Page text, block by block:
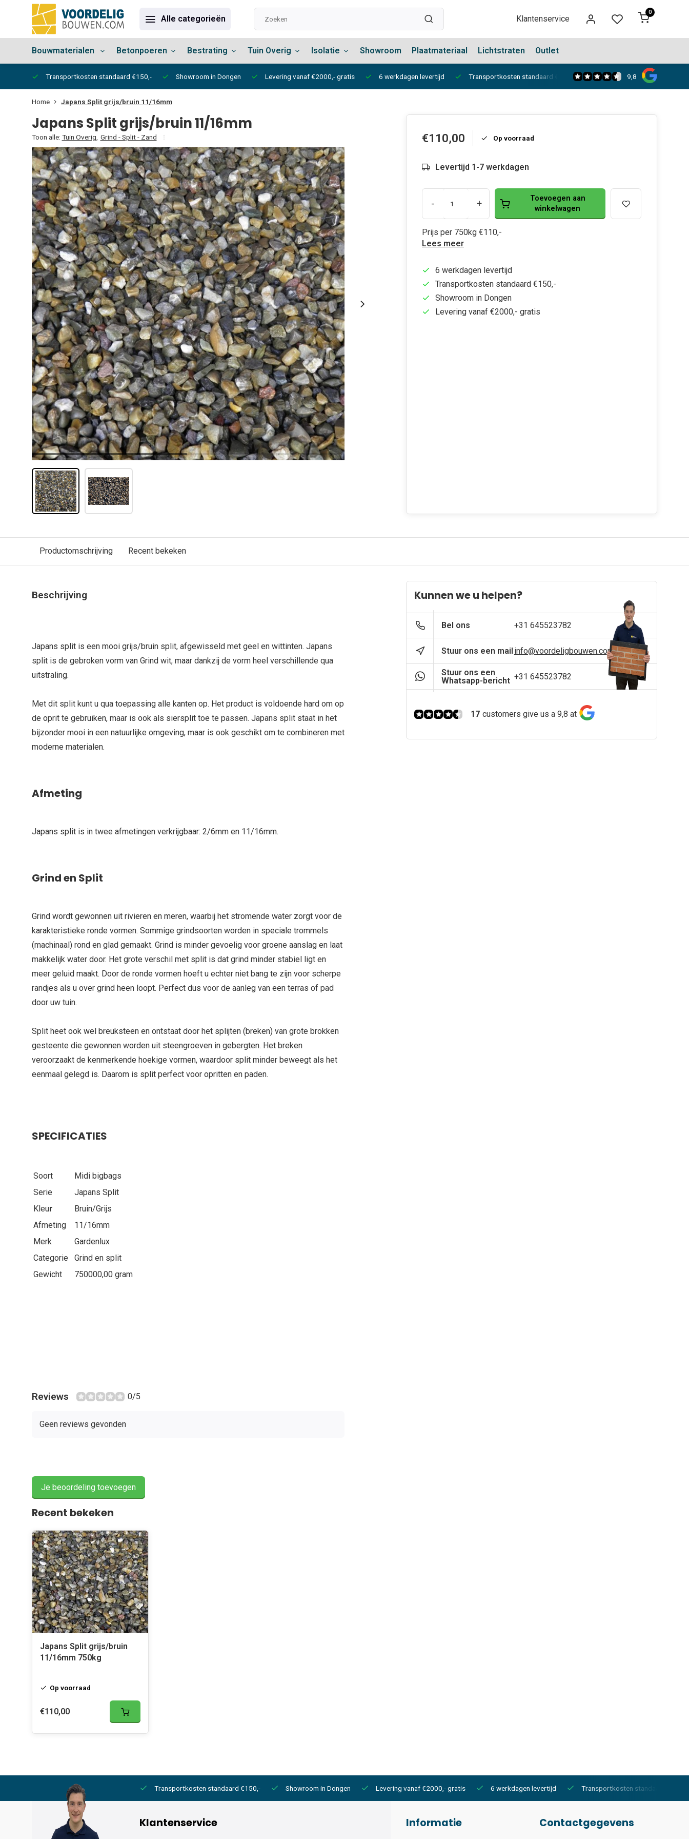
Alle categorieën Klantenservice
0
Bouwmaterialen Betonpoeren Bestrating Tuin Overig Isolatie Showroom Plaatmateriaal Lichtstraten Outlet
Transportkosten standaard €150,- Showroom in Dongen Levering vanaf €2000,- gratis 6 werkdagen levertijd Transportkosten standaard €150,- Showroom in Dongen
9,8
Home Japans Split grijs/bruin 11/16mm
Japans Split grijs/bruin 11/16mm
Toon alle: Tuin Overig Grind - Split - Zand €110,00 Op voorraad
Levertijd 1-7 werkdagen
- +
Toevoegen aan
winkelwagen
Prijs per 750kg €110,-
Lees meer
6 werkdagen levertijd
Transportkosten standaard €150,-
Showroom in Dongen
Levering vanaf €2000,- gratis
Productomschrijving Recent bekeken
Beschrijving
Japans split is een mooi grijs/bruin split, afgewisseld met geel en wittinten. Japans
split is de gebroken vorm van Grind wit, maar dankzij de vorm heel verschillende qua
uitstraling.
Met dit split kunt u qua toepassing alle kanten op. Het product is voldoende hard om op
de oprit te gebruiken, maar is ook als siersplit toe te passen. Japans split staat in het
bijzonder mooi in een natuurlijke omgeving, maar is ook geschikt om te combineren met
moderne materialen.
Afmeting
Japans split is in twee afmetingen verkrijgbaar: 2/6mm en 11/16mm.
Grind en Split
Grind wordt gewonnen uit rivieren en meren, waarbij het stromende water zorgt voor de
karakteristieke ronde vormen. Sommige grindsoorten worden in speciale trommels
(machinaal) rond en glad gemaakt. Grind is minder gevoelig voor groene aanslag en laat
makkelijk water door. Het grote verschil met split is dat grind minder stabiel ligt en
meer geluid maakt. Door de ronde vormen hoeft u echter niet bang te zijn voor scherpe
randjes als u over grind heen loopt. Perfect dus voor de aanleg van een terras of pad
door uw tuin.
Split heet ook wel breuksteen en ontstaat door het splijten (breken) van grote brokken
gesteente die gewonnen worden uit steengroeven in gebergten. Het breken
veroorzaakt de kenmerkende hoekige vormen, waardoor split minder beweegt als het
eenmaal gelegd is. Daarom is split perfect voor opritten en paden.
SPECIFICATIES
Soort
Midi bigbags
Serie
Japans Split
Kleur
Bruin/Grijs
Afmeting
11/16mm
Merk
Gardenlux
Categorie
Grind en split
Gewicht
750000,00 gram
Reviews 0/5
Geen reviews gevonden
Je beoordeling toevoegen
Kunnen we u helpen?
Bel ons +31 645523782
Stuur ons een mail info@voordeligbouwen.com
Stuur ons een
Whatsapp-bericht +31 645523782
17 customers give us a 9,8 at
Recent bekeken
Japans Split grijs/bruin
11/16mm 750kg
Op voorraad
€110,00
6 werkdagen levertijd Transportkosten standaard €150,- Showroom in Dongen Levering vanaf €2000,- gratis 6 werkdagen levertijd Transportkosten standaard €150,-
Klantenservice Informatie Contactgegevens